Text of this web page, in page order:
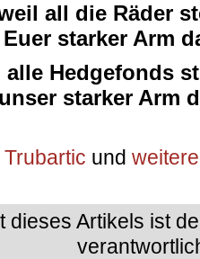
all die Räder
starker Arm
alle Hedgefonds
starker Arm
und
dieses Artikels ist